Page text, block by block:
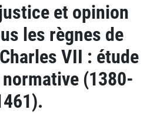
et opinion
les règnes de
VII : étude
(1380-